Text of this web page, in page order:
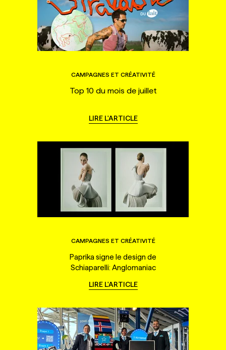
CAMPAGNES ET CRÉATIVITÉ
Top 10 du mois de juillet
LIRE L'ARTICLE
CAMPAGNES ET CRÉATIVITÉ
Paprika signe le design de
Schiaparelli: Anglomaniac
LIRE L'ARTICLE